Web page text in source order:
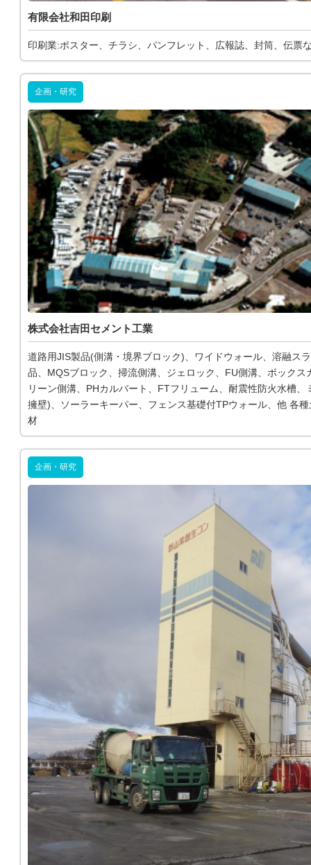
有限会社和田印刷
印刷業:ポスター、チラシ、パンフレット、広報誌、封筒、伝票
企画・研究
株式会社吉田セメント工業
道路用JIS製品(側溝・境界ブロック)、ワイドウォール、溶融ス
品、MQSブロック、掃流側溝、ジェロック、FU側溝、ボックス
リーン側溝、PHカルバート、FTフリューム、耐震性防火水槽、
擁壁)、ソーラーキーパー、フェンス基礎付TPウォール、他 各
材
企画・研究